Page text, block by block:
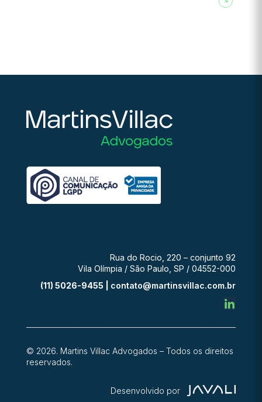
Rua do Rocio, 220 – conjunto 92
Vila Olímpia / São Paulo, SP / 04552-000
(11) 5026-9455 | contato@martinsvillac.com.br
© 2026. Martins Villac Advogados – Todos os direitos
reservados.
Desenvolvido por